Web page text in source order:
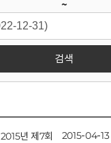
원
회
~
검색
2015년 제7회 2015-04-13